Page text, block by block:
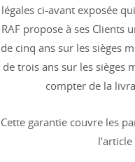
légales ci-avant exposée
RAF propose à ses Clients
de cinq ans sur les sièges
de trois ans sur les sièges
compter de la
Cette garantie couvre les